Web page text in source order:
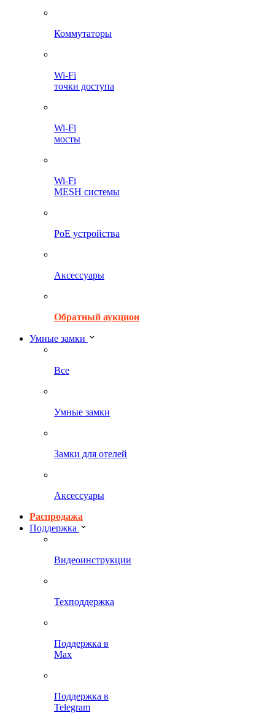
Коммутаторы
Wi-Fi
точки доступа
Wi-Fi
мосты
Wi-Fi
MESH системы
PoE устройства
Аксессуары
Обратный аукцион
Умные замки
Все
Умные замки
Замки для отелей
Аксессуары
Распродажа
Поддержка
Видеоинструкции
Техподдержка
Поддержка в
Max
Поддержка в
Telegram